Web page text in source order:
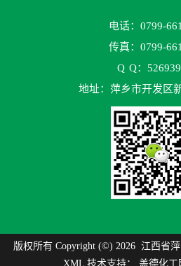
电话：0799-
传真：0799-
Q Q：
地址：萍乡市开发区
版权所有 Copyright (©) 2026 江西省
XML 技术支持： 盖德化工